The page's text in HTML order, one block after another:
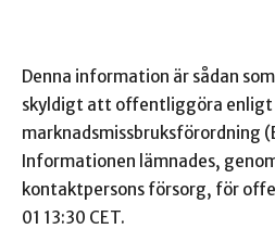
Denna information är sådan
skyldigt att offentliggöra enligt
marknadsmissbruksförordning
Informationen lämnades,
kontaktpersons försorg, för
01 13:30 CET.